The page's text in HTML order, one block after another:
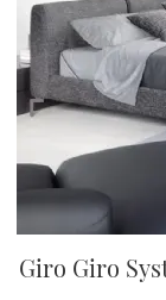
Giro Giro